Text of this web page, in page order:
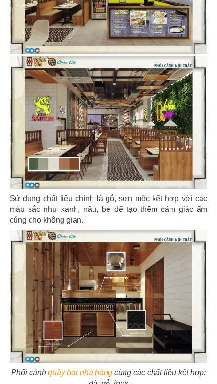
Sử dụng chất liệu chính là gỗ, sơn mộc kết hợp với các
màu sắc như xanh, nâu, be để tạo thêm cảm giác ấm
cúng cho không gian.
Phối cảnh quầy bar nhà hàng cùng các chất liệu kết hợp:
27
EL GAUCHO
CN Xuân Thủy Q.2
28
EL GAUCHO
CN Vincom Long Biên
29
EL GAUCHO
CN Lotte Mall - Tây Hồ
30
EL GAUCHO
CN Wink Hotel - Đà Nẵng
31
EL GAUCHO
CN Tràng Tiền, Hà Nội
32
EL GAUCHO
CN Hai Bà Trưng - Q.1
33
EL GAUCHO
34
EL GAUCHO
CN Lê Lợi